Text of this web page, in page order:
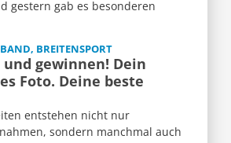
gestern gab es besonderen
BREITENSPORT
gewinnen! Dein
Foto. Deine beste
entstehen nicht nur
sondern manchmal auch